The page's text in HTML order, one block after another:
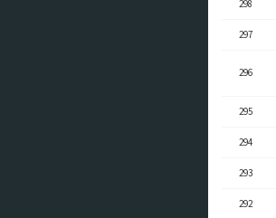
298
297
296
295
294
293
292